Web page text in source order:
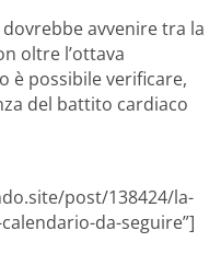
avvenire tra la
oltre l’ottava
è possibile verificare,
del battito cardiaco
post/138424/la-
da-seguire”]